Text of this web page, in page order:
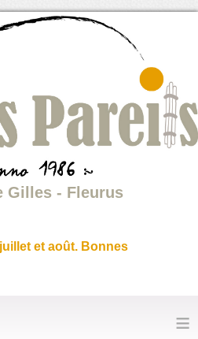
Gilles - Fleurus
et août. Bonnes
≡